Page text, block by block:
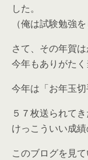
した。
（俺は試験勉強
さて、その年賀は
今年もありがたく
今年は「お年玉切
５７枚送られて
けっこういい成績
このブログを見て